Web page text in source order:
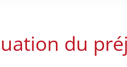
du